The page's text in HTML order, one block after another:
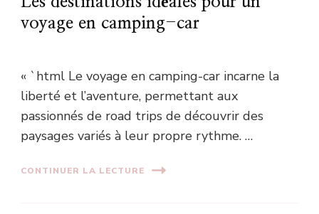
voyage en camping-car
« `html Le voyage en camping-car incarne la
liberté et l’aventure, permettant aux
passionnés de road trips de découvrir des
paysages variés à leur propre rythme. …
CONTINUER LA LECTURE